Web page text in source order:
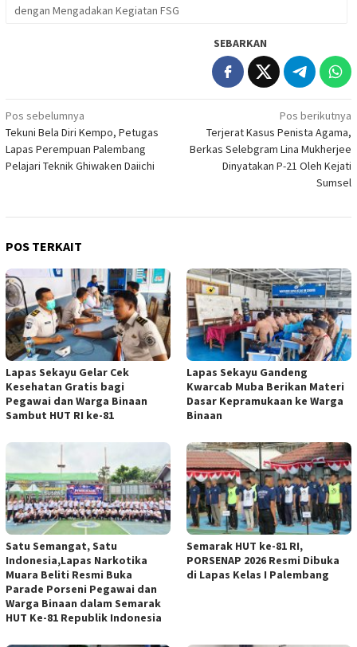
dengan Mengadakan Kegiatan FSG
SEBARKAN
Navigasi
pos
Pos sebelumnya
Tekuni Bela Diri Kempo, Petugas
Lapas Perempuan Palembang
Pelajari Teknik Ghiwaken Daiichi
Pos berikutnya
Terjerat Kasus Penista Agama,
Berkas Selebgram Lina Mukherjee
Dinyatakan P-21 Oleh Kejati
Sumsel
POS TERKAIT
Lapas Sekayu Gelar Cek
Kesehatan Gratis bagi
Pegawai dan Warga Binaan
Sambut HUT RI ke-81
Lapas Sekayu Gandeng
Kwarcab Muba Berikan Materi
Dasar Kepramukaan ke Warga
Binaan
Satu Semangat, Satu
Indonesia,Lapas Narkotika
Muara Beliti Resmi Buka
Parade Porseni Pegawai dan
Warga Binaan dalam Semarak
HUT Ke-81 Republik Indonesia
Semarak HUT ke-81 RI,
PORSENAP 2026 Resmi Dibuka
di Lapas Kelas I Palembang